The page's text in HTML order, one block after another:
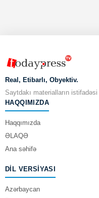
Real, Etibarlı, Obyektiv.
Saytdakı materialların
HAQQIMIZDA
Haqqımızda
ƏLAQƏ
Ana səhifə
DIL VERSIYASI
Azərbaycan